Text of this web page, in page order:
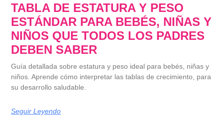
TABLA DE ESTATURA Y PESO
ESTÁNDAR PARA BEBÉS, NIÑAS Y
NIÑOS QUE TODOS LOS PADRES
DEBEN SABER
Guía detallada sobre estatura y peso ideal para bebés, niñas y
niños. Aprende cómo interpretar las tablas de crecimiento, para
su desarrollo saludable.
Seguir Leyendo